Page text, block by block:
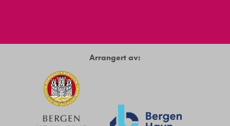
Arrangert av: